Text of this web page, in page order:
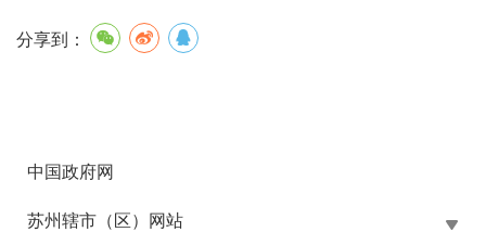
分享到：
中国政府网
苏州辖市（区）网站